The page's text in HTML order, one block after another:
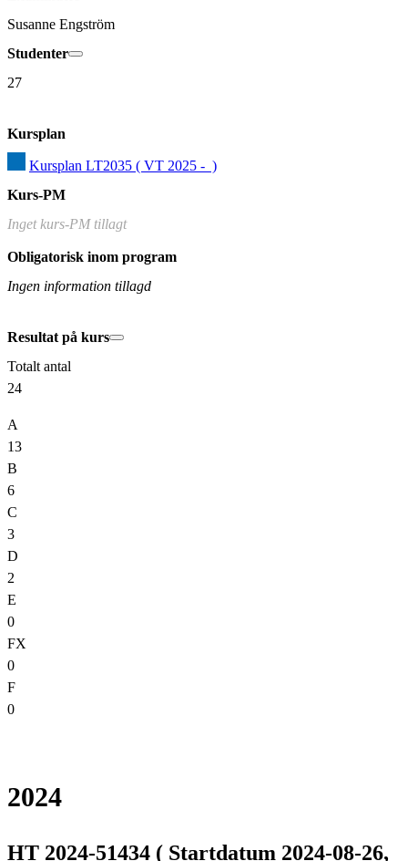
Susanne Engström
Studenter
27
Kursplan
Kursplan LT2035 ( VT 2025 -  )
Kurs-PM
Inget kurs-PM tillagt
Obligatorisk inom program
Ingen information tillagd
Resultat på kurs
Totalt antal
24
A
13
B
6
C
3
D
2
E
0
FX
0
F
0
2024
HT 2024-51434 ( Startdatum 2024-08-26,